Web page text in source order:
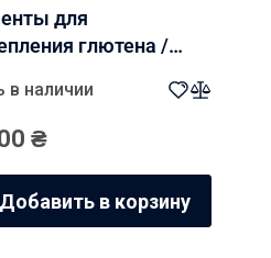
для
глютена /
в наличии
₴
Добавить в корзину